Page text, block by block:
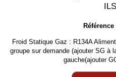
Référence
Froid Statique Gaz : R134A
groupe sur demande (ajouter SG à
gauche(ajouter